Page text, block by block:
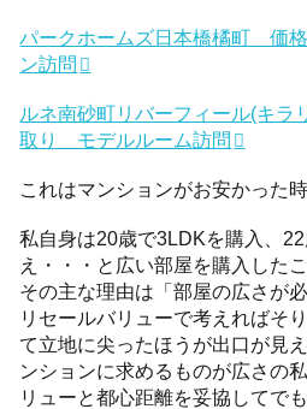
パークホームズ日本橋橘町 価
ン訪問
ルネ南砂町リバーフィール(キ
取り モデルルーム訪問
これはマンションがお安かった
私自身は20歳で3LDKを購入、
え・・・と広い部屋を購入した
その主な理由は「部屋の広さが
リセールバリューで考えればそ
て立地に尖ったほうが出口が見
ンションに求めるものが広さの
リューと都心距離を妥協してで